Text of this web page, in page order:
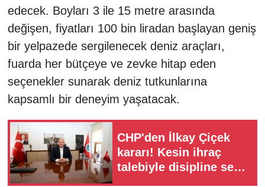
edecek. Boyları 3 ile 15 metre arasında
değişen, fiyatları 100 bin liradan başlayan geniş
bir yelpazede sergilenecek deniz araçları,
fuarda her bütçeye ve zevke hitap eden
seçenekler sunarak deniz tutkunlarına
kapsamlı bir deneyim yaşatacak.
CHP'den İlkay Çiçek
kararı! Kesin ihraç
talebiyle disipline sevk